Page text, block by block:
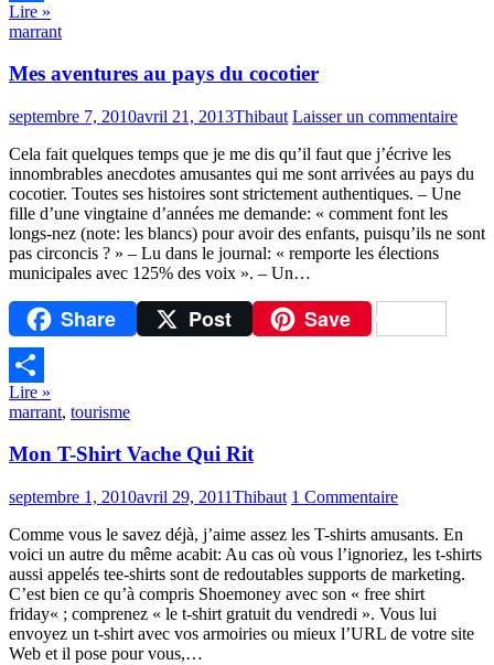
Partager
Lire »
marrant
Mes aventures au pays du cocotier
septembre 7, 2010avril 21, 2013Thibaut Laisser un commentaire
Cela fait quelques temps que je me dis qu’il faut que j’écrive les
innombrables anecdotes amusantes qui me sont arrivées au pays du
cocotier. Toutes ses histoires sont strictement authentiques. – Une
fille d’une vingtaine d’années me demande: « comment font les
longs-nez (note: les blancs) pour avoir des enfants, puisqu’ils ne sont
pas circoncis ? » – Lu dans le journal: « remporte les élections
municipales avec 125% des voix ». – Un…
Share Post Save
Partager
Lire »
marrant, tourisme
Mon T-Shirt Vache Qui Rit
septembre 1, 2010avril 29, 2011Thibaut 1 Commentaire
Comme vous le savez déjà, j’aime assez les T-shirts amusants. En
voici un autre du même acabit: Au cas où vous l’ignoriez, les t-shirts
aussi appelés tee-shirts sont de redoutables supports de marketing.
C’est bien ce qu’à compris Shoemoney avec son « free shirt
friday« ; comprenez « le t-shirt gratuit du vendredi ». Vous lui
envoyez un t-shirt avec vos armoiries ou mieux l’URL de votre site
Web et il pose pour vous,…